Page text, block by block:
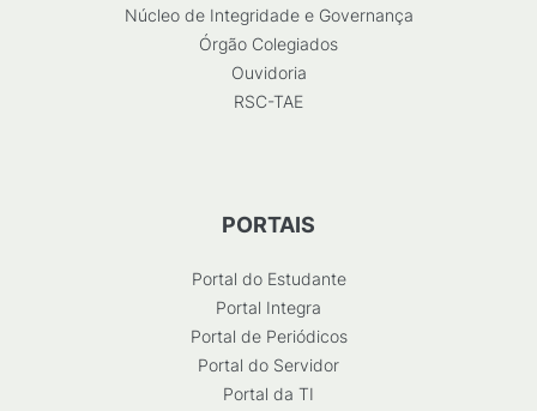
Núcleo de Integridade e Governança
Órgão Colegiados
Ouvidoria
RSC-TAE
PORTAIS
Portal do Estudante
Portal Integra
Portal de Periódicos
Portal do Servidor
Portal da TI